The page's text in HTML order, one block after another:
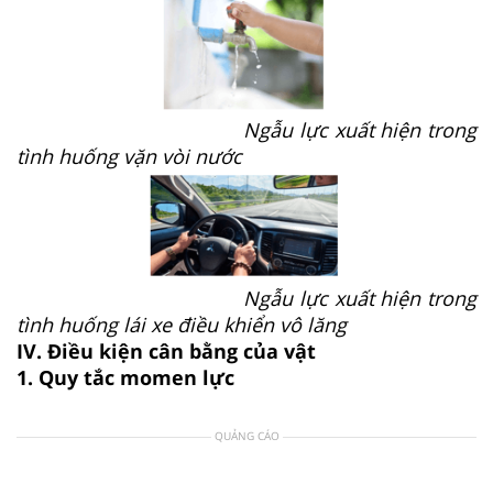
Ngẫu lực xuất hiện trong
tình huống vặn vòi nước
Ngẫu lực xuất hiện trong
tình huống lái xe điều khiển vô lăng
IV. Điều kiện cân bằng của vật
1. Quy tắc momen lực
QUẢNG CÁO